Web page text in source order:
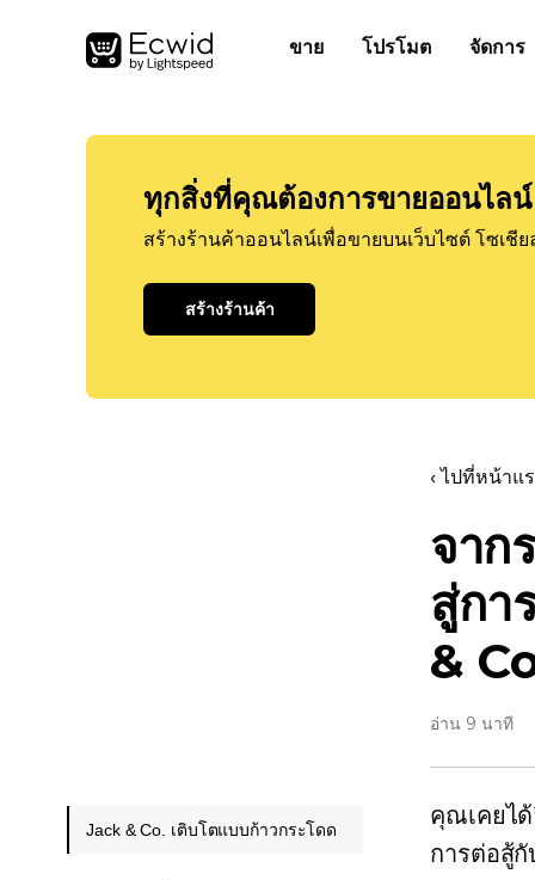
ขาย โปรโมต จัดการ
ทุกสิ่งที่คุณต้องการขายออนไลน์
สร้างร้านค้าออนไลน์เพื่อขายบนเว็บไซต์ โซเ
สร้างร้านค้า
‹ ไปที่หน้าแ
จาก
สู่กา
&
อ่าน 9 นาที
คุณเคยได้
การต่อสู้
Jack & Co. เติบโตแบบก้าวกระโดด